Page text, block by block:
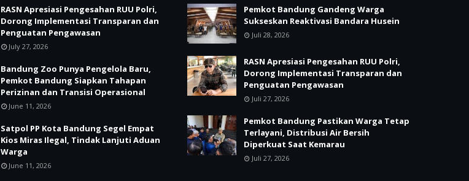
RASN Apresiasi Pengesahan RUU Polri,
Dorong Implementasi Transparan dan
Penguatan Pengawasan
July 27, 2026
Bandung Zoo Punya Pengelola Baru,
Pemkot Bandung Siapkan Tahapan
Perizinan dan Transisi Operasional
June 11, 2026
Satpol PP Kota Bandung Segel Empat
Kios Miras Ilegal, Tindak Lanjuti Aduan
Warga
June 11, 2026
Pemkot Bandung Gandeng Warga
Sukseskan Reaktivasi Bandara Husein
Juli 28, 2026
RASN Apresiasi Pengesahan RUU Polri,
Dorong Implementasi Transparan dan
Penguatan Pengawasan
Juli 27, 2026
Pemkot Bandung Pastikan Warga Tetap
Terlayani, Distribusi Air Bersih
Diperkuat Saat Kemarau
Juli 27, 2026